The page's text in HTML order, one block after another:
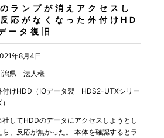
ランプが消えアクセスし
応がなくなった外付けHD
ータ復旧
年8月4日
潟県 法人様
付けHDD（IOデータ製 HDS2-UTXシリー
社してHDDのデータにアクセスしようとし
ら、反応が無かった。 本体を確認するとラ